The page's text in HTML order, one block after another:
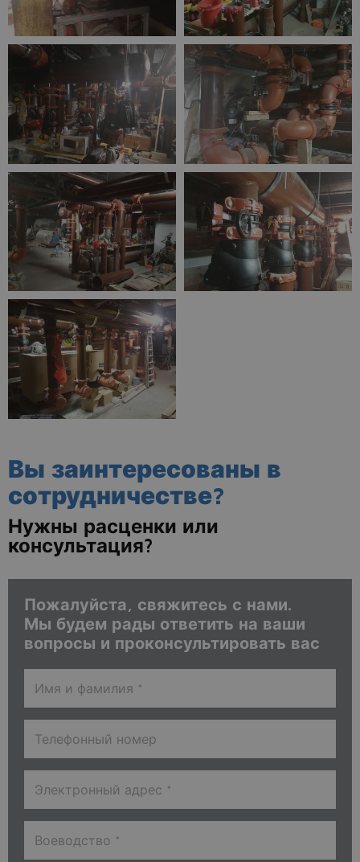
Вы заинтересованы в
сотрудничестве?
Нужны расценки или
консультация?
Пожалуйста, свяжитесь с нами.
Мы будем рады ответить на ваши
вопросы и проконсультировать вас